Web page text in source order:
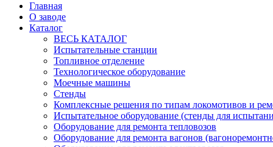
Главная
О заводе
Каталог
ВЕСЬ КАТАЛОГ
Испытательные станции
Топливное отделение
Технологическое оборудование
Моечные машины
Стенды
Комплексные решения по типам локомотивов и
Испытательное оборудование (стенды для
Оборудование для ремонта тепловозов
Оборудование для ремонта вагонов